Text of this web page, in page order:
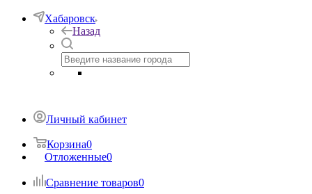
Хабаровск
Назад
Личный кабинет
Корзина0
Отложенные0
Сравнение товаров0